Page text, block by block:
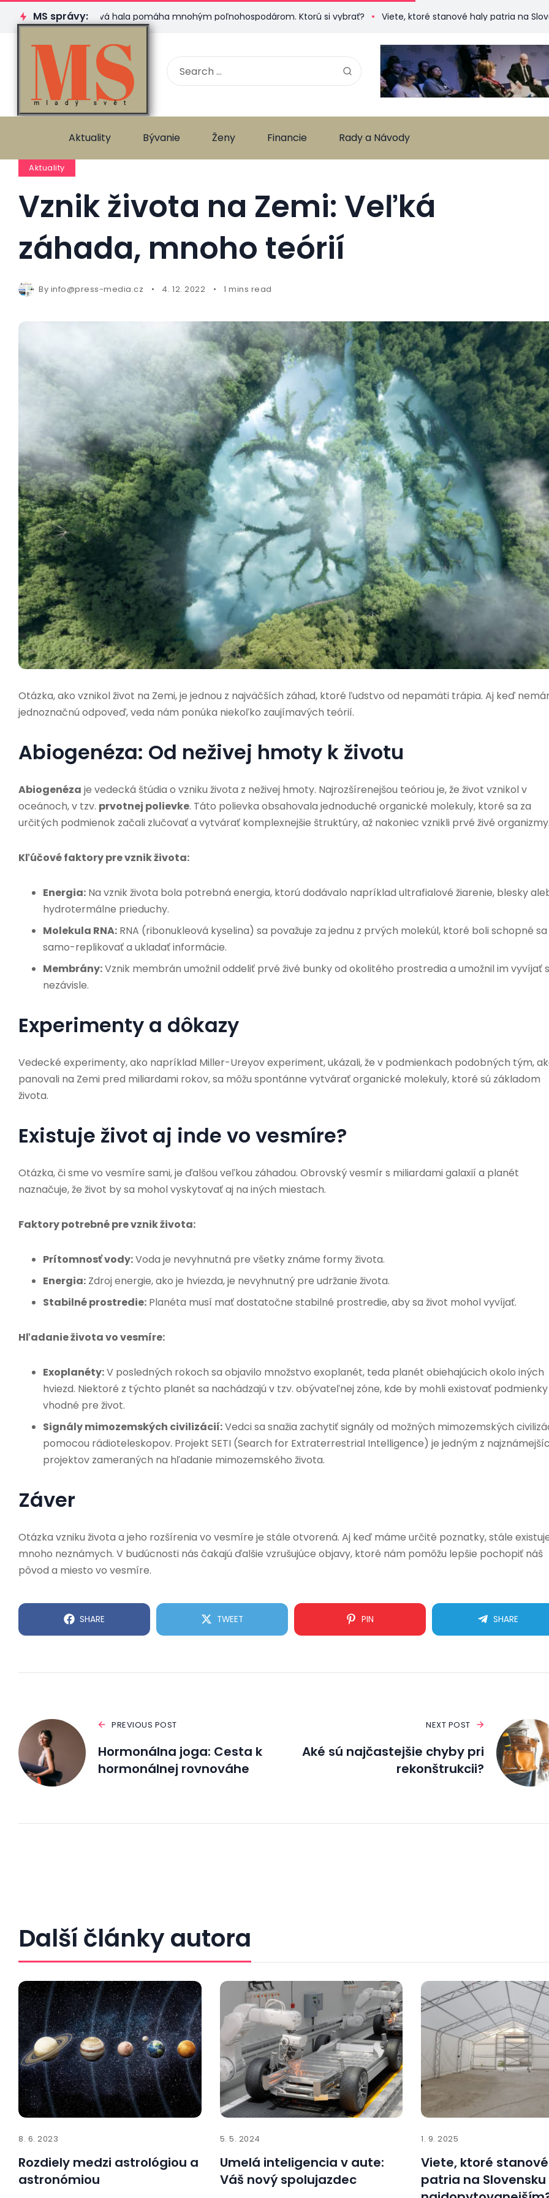
MS správy:
Plachtová hala pomáha mnohým poľnohospodárom. Ktorú si vybrať? Viete, ktoré stanové haly patria na Slovensku k
Aktuality Bývanie Ženy Financie Rady a Návody
Aktuality
Vznik života na Zemi: Veľká
záhada, mnoho teórií
By info@press-media.cz 4. 12. 2022 1 mins read
Otázka, ako vznikol život na Zemi, je jednou z najväčších záhad, ktoré ľudstvo od nepamäti trápia. Aj keď
jednoznačnú odpoveď, veda nám ponúka niekoľko zaujímavých teórií.
Abiogenéza: Od neživej hmoty k životu
Abiogenéza je vedecká štúdia o vzniku života z neživej hmoty. Najrozšírenejšou teóriou je, že život vznikol v
oceánoch, v tzv. prvotnej polievke. Táto polievka obsahovala jednoduché organické molekuly, ktoré sa za
určitých podmienok začali zlučovať a vytvárať komplexnejšie štruktúry, až nakoniec vznikli prvé živé organizmy.
Kľúčové faktory pre vznik života:
Energia: Na vznik života bola potrebná energia, ktorú dodávalo napríklad ultrafialové žiarenie, blesky
hydrotermálne prieduchy.
Molekula RNA: RNA (ribonukleová kyselina) sa považuje za jednu z prvých molekúl, ktoré boli schopné sa
samo-replikovať a ukladať informácie.
Membrány:Vznik membrán umožnil oddeliť prvé živé bunky od okolitého prostredia a umožnil im vyvíjať
nezávisle.
Experimenty a dôkazy
Vedecké experimenty, ako napríklad Miller-Ureyov experiment, ukázali, že v podmienkach podobných tým,
panovali na Zemi pred miliardami rokov, sa môžu spontánne vytvárať organické molekuly, ktoré sú základom
života.
Existuje život aj inde vo vesmíre?
Otázka, či sme vo vesmíre sami, je ďalšou veľkou záhadou. Obrovský vesmír s miliardami galaxií a planét
naznačuje, že život by sa mohol vyskytovať aj na iných miestach.
Faktory potrebné pre vznik života:
Prítomnosť vody:Voda je nevyhnutná pre všetky známe formy života.
Energia: Zdroj energie, ako je hviezda, je nevyhnutný pre udržanie života.
Stabilné prostredie: Planéta musí mať dostatočne stabilné prostredie, aby sa život mohol vyvíjať.
Hľadanie života vo vesmíre:
Exoplanéty:V posledných rokoch sa objavilo množstvo exoplanét, teda planét obiehajúcich okolo iných
hviezd. Niektoré z týchto planét sa nachádzajú v tzv. obývateľnej zóne, kde by mohli existovať podmienky
vhodné pre život.
Signály mimozemských civilizácií:Vedci sa snažia zachytiť signály od možných mimozemských
pomocou rádioteleskopov. Projekt SETI (Search for Extraterrestrial Intelligence) je jedným z
projektov zameraných na hľadanie mimozemského života.
Záver
Otázka vzniku života a jeho rozšírenia vo vesmíre je stále otvorená. Aj keď máme určité poznatky, stále
mnoho neznámych. V budúcnosti nás čakajú ďalšie vzrušujúce objavy, ktoré nám pomôžu lepšie pochopiť náš
pôvod a miesto vo vesmíre.
SHARE TWEET PIN SHARE
PREVIOUS POST
Hormonálna joga: Cesta k
hormonálnej rovnováhe
NEXT POST
Aké sú najčastejšie chyby pri
rekonštrukcii?
Další články autora
8. 6. 2023
Rozdiely medzi astrológiou a
astronómiou
5. 5. 2024
Umelá inteligencia v aute:
Váš nový spolujazdec
1. 9. 2025
Viete, ktoré
patria na Slovensku